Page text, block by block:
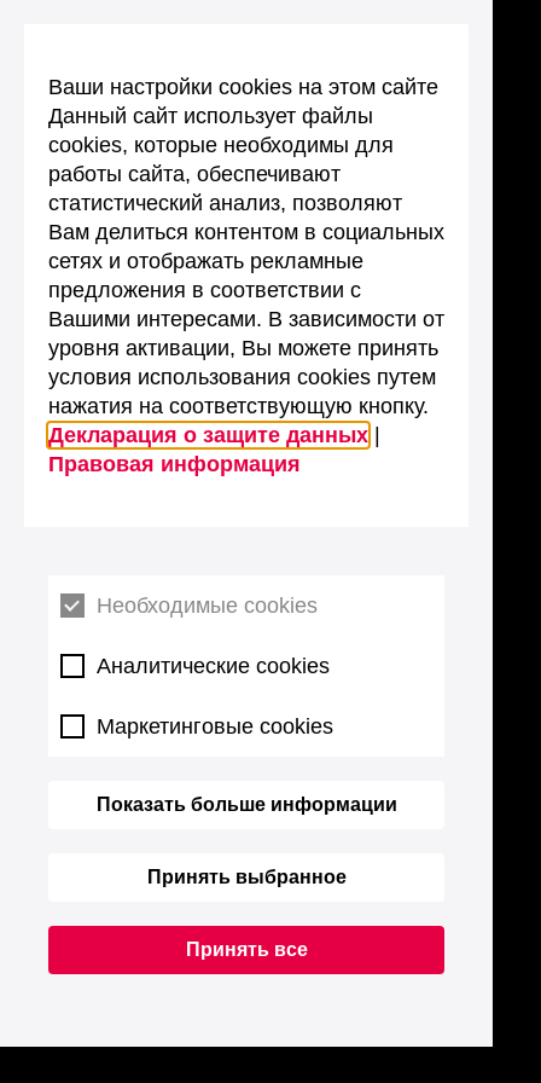
Ваши настройки cookies на этом сайте
Данный сайт использует файлы
cookies, которые необходимы для
работы сайта, обеспечивают
статистический анализ, позволяют
Вам делиться контентом в социальных
сетях и отображать рекламные
предложения в соответствии с
Вашими интересами. В зависимости от
уровня активации, Вы можете принять
условия использования cookies путем
нажатия на соответствующую кнопку.
Декларация о защите данных
Правовая информация
Необходимые cookies
Аналитические cookies
Маркетинговые cookies
Показать больше информации
Принять выбранное
Принять все